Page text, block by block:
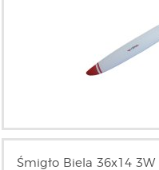
Śmigło Biela 36x14